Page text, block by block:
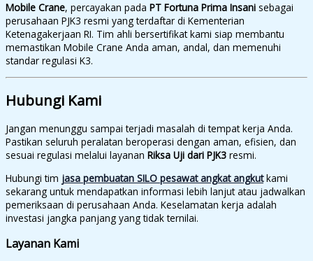
Mobile Crane, percayakan pada PT Fortuna Prima Insani sebagai
perusahaan PJK3 resmi yang terdaftar di Kementerian
Ketenagakerjaan RI. Tim ahli bersertifikat kami siap membantu
memastikan Mobile Crane Anda aman, andal, dan memenuhi
standar regulasi K3.
Hubungi Kami
Jangan menunggu sampai terjadi masalah di tempat kerja Anda.
Pastikan seluruh peralatan beroperasi dengan aman, efisien, dan
sesuai regulasi melalui layanan Riksa Uji dari PJK3 resmi.
Hubungi tim jasa pembuatan SILO pesawat angkat angkutkami
sekarang untuk mendapatkan informasi lebih lanjut atau jadwalkan
pemeriksaan di perusahaan Anda. Keselamatan kerja adalah
investasi jangka panjang yang tidak ternilai.
Layanan Kami